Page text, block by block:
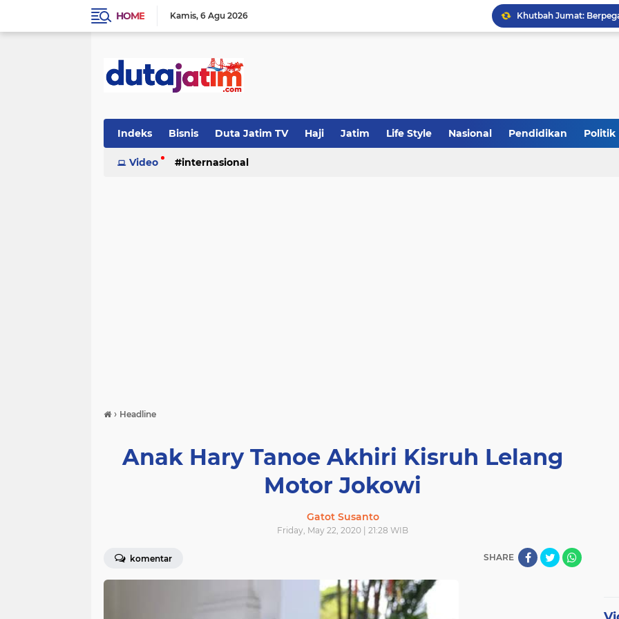
HOME Kamis 6 Agu 2026
Indeks Bisnis Duta Jatim TV Haji Jatim Life Style Nasional Pendidikan Politik
Video internasional
› Headline
Anak Hary Tanoe Akhiri Kisruh Lelang
Motor Jokowi
Gatot Susanto
Friday, May 22, 2020 | 21:28 WIB
komentar SHARE